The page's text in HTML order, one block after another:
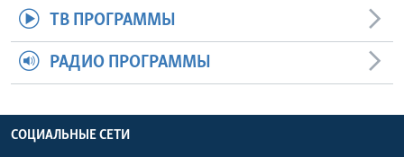
ТВ ПРОГРАММЫ
РАДИО ПРОГРАММЫ
СОЦИАЛЬНЫЕ СЕТИ